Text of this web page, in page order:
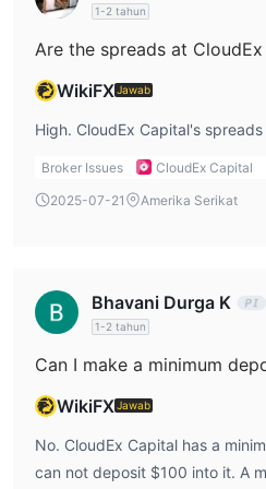
berpotensi memaparkan
tinggi, karena tidak ada kerangka
menjamin transparansi,
pengamanan dana klien. tidak
juga dapat berarti terbatasnya
terjadi perselisihan atau masalah
Pro dan kontra
jenis akun untuk disesuaikan
tingkat anggaran yang berbeda,
Webinar Pendidikan: Perusahaan
pendidikan, yang dapat
meningkatkan keterampilan
ketersediaan akun demo: CloudEx
1-2 tahun
Are the spreads at
WikiFXJawab
High. CloudEx Capital's
Broker Issues CloudEx Capital
2025-07-21
Amerika Serikat
Bhavani Durga K
1-2 tahun
WikiFXJawab
No. CloudEx Capital has a
can not deposit $100 into it. A